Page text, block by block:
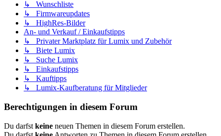
↳ Wunschliste
↳ Firmwareupdates
↳ HighRes-Bilder
An- und Verkauf / Einkaufstipps
↳ Privater Marktplatz für Lumix und Zubehör
↳ Biete Lumix
↳ Suche Lumix
↳ Einkaufstipps
↳ Kauftipps
↳ Lumix-Kaufberatung für Mitglieder
Berechtigungen in diesem Forum
Du darfst keine neuen Themen in diesem Forum erstellen.